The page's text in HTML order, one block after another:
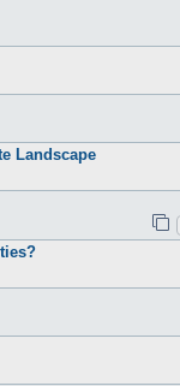
Landscape